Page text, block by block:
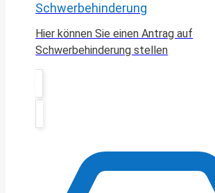
Schwerbehinderung
Hier können Sie einen Antrag auf
Schwerbehinderung stellen